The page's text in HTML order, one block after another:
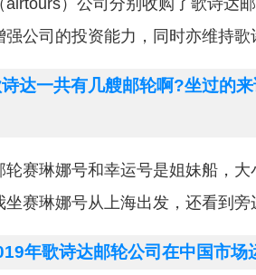
airtours）公司分别收购了歌诗达
强公司的投资能力，同时亦维持歌
达一共有几艘邮轮啊?坐过的
轮赛琳娜号和幸运号是姐妹船，
坐赛琳娜号从上海出发，还看到旁
年歌诗达邮轮公司在中国市场